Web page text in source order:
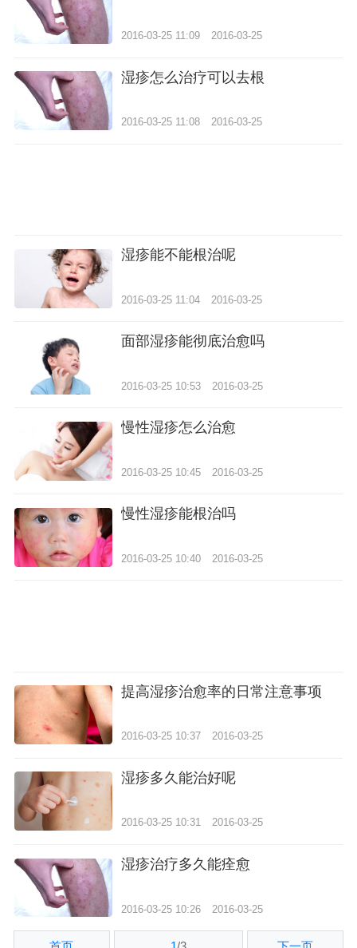
2016-03-25 11:09 2016-03-25
湿疹怎么治疗可以去根
2016-03-25 11:08 2016-03-25
湿疹能不能根治呢
2016-03-25 11:04 2016-03-25
面部湿疹能彻底治愈吗
2016-03-25 10:53 2016-03-25
慢性湿疹怎么治愈
2016-03-25 10:45 2016-03-25
慢性湿疹能根治吗
2016-03-25 10:40 2016-03-25
提高湿疹治愈率的日常注意事项
2016-03-25 10:37 2016-03-25
湿疹多久能治好呢
2016-03-25 10:31 2016-03-25
湿疹治疗多久能痊愈
2016-03-25 10:26 2016-03-25